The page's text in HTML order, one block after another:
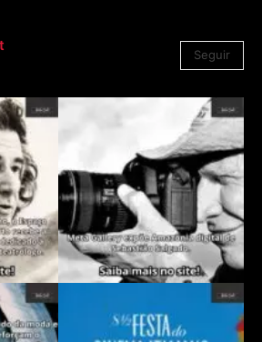
Seguir